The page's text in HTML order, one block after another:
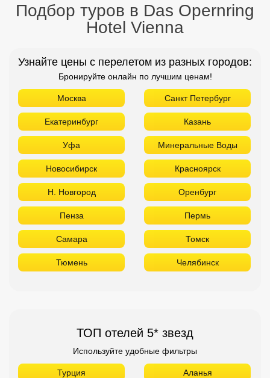
Подбор туров в Das Opernring
Hotel Vienna
Узнайте цены с перелетом из разных городов:
Бронируйте онлайн по лучшим ценам!
Москва Санкт Петербург
Екатеринбург Казань
Уфа Минеральные Воды
Новосибирск Красноярск
Н. Новгород Оренбург
Пенза Пермь
Самара Томск
Тюмень Челябинск
ТОП отелей 5* звезд
Используйте удобные фильтры
Турция Аланья